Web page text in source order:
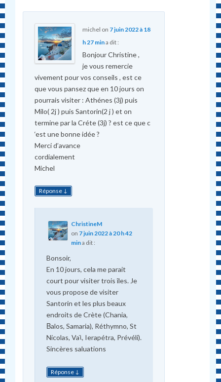
michel on 7 juin 2022 à 18
h 27 mina dit :
Bonjour Christine ,
je vous remercie
vivement pour vos conseils , est ce
que vous pansez que en 10 jours on
pourrais visiter : Athénes (3j) puis
Milo( 2j ) puis Santorin(2 j ) et on
termine par la Créte (3j) ? est ce que c
‘est une bonne idée ?
Merci d’avance
cordialement
Michel
Réponse ↓
ChristineM
on 7 juin 2022 à 20 h 42
mina dit :
Bonsoir,
En 10 jours, cela me parait
court pour visiter trois îles. Je
vous propose de visiter
Santorin et les plus beaux
endroits de Crète (Chania,
Βalos, Samaria), Réthymno, St
Nicolas, Vaϊ, Ierapétra, Prévéli).
Sincères saluations
Réponse ↓